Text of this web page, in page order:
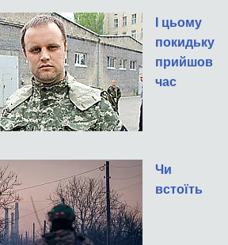
І цьому
покидьку
прийшов
час
Чи
встоїть